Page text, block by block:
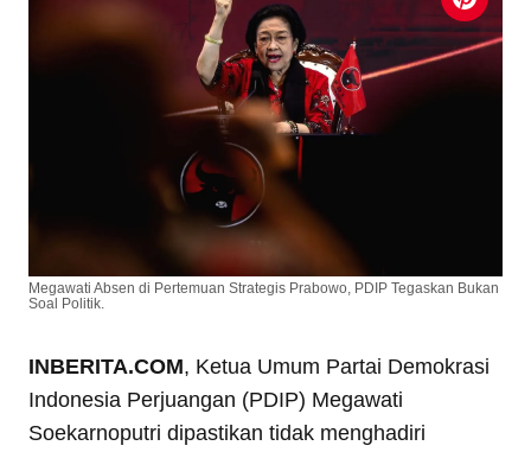
Megawati Absen di Pertemuan Strategis Prabowo, PDIP Tegaskan Bukan
Soal Politik.
INBERITA.COM, Ketua Umum Partai Demokrasi
Indonesia Perjuangan (PDIP) Megawati
Soekarnoputri dipastikan tidak menghadiri